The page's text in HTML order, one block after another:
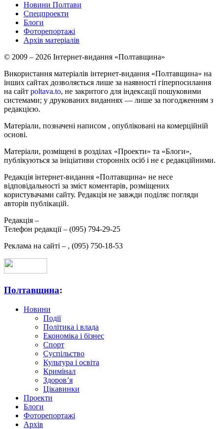
Новини Полтави
Спецпроекти
Блоги
Фоторепортажі
Архів матеріалів
© 2009 – 2026 Інтернет-видання «Полтавщина»
Використання матеріалів інтернет-видання «Полтавщина» на
інших сайтах дозволяється лише за наявності гіперпосилання
на сайт poltava.to, не закритого для індексації пошуковими
системами; у друкованих виданнях — лише за погодженням з
редакцією.
Матеріали, позначені написом , опубліковані на комерційній
основі.
Матеріали, розміщені в розділах «Проекти» та «Блоги»,
публікуються за ініціативи сторонніх осіб і не є редакційними.
Редакція інтернет-видання «Полтавщина» не несе
відповідальності за зміст коментарів, розміщених
користувачами сайту. Редакція не завжди поділяє погляди
авторів публікацій.
Редакція –
Телефон редакції – (095) 794-29-25
Реклама на сайті – , (095) 750-18-53
Полтавщина:
Новини
Події
Політика і влада
Економіка і бізнес
Спорт
Суспільство
Культура і освіта
Кримінал
Здоров’я
Цікавинки
Проекти
Блоги
Фоторепортажі
Архів